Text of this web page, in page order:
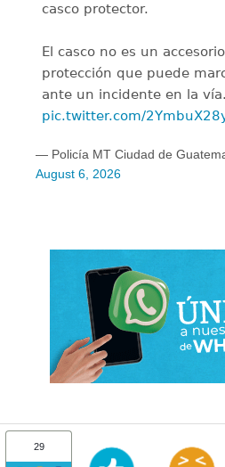
casco protector.
El casco no es un
protección que puede
ante un incidente en la
pic.twitter.com/
— Policía MT Ciudad de
August 6, 2026
29